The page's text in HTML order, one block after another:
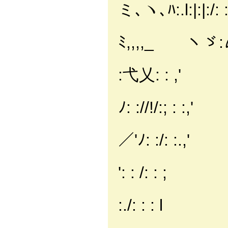
ミ､ヽ､ﾊ:.l:|:|:/:
ﾐ,,,,_ ヽゞ:
:弋乂: : ,'
ﾉ: ://!/:; : :,'
／'ﾉ: :/: :.,'
': : /: : ;
:./: : : l